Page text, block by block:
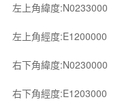
左上角緯度:N0233000
左上角經度:E1200000
右下角緯度:N0230000
右下角經度:E1203000